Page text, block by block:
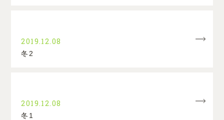
2019.12.08
冬2
2019.12.08
冬1